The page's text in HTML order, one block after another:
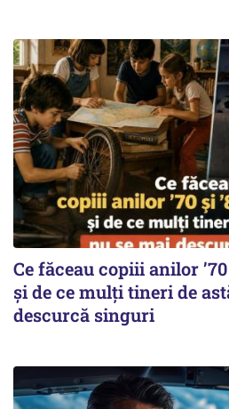
Ce făceau copiii anilor
și de ce mulți tineri de
descurcă singuri